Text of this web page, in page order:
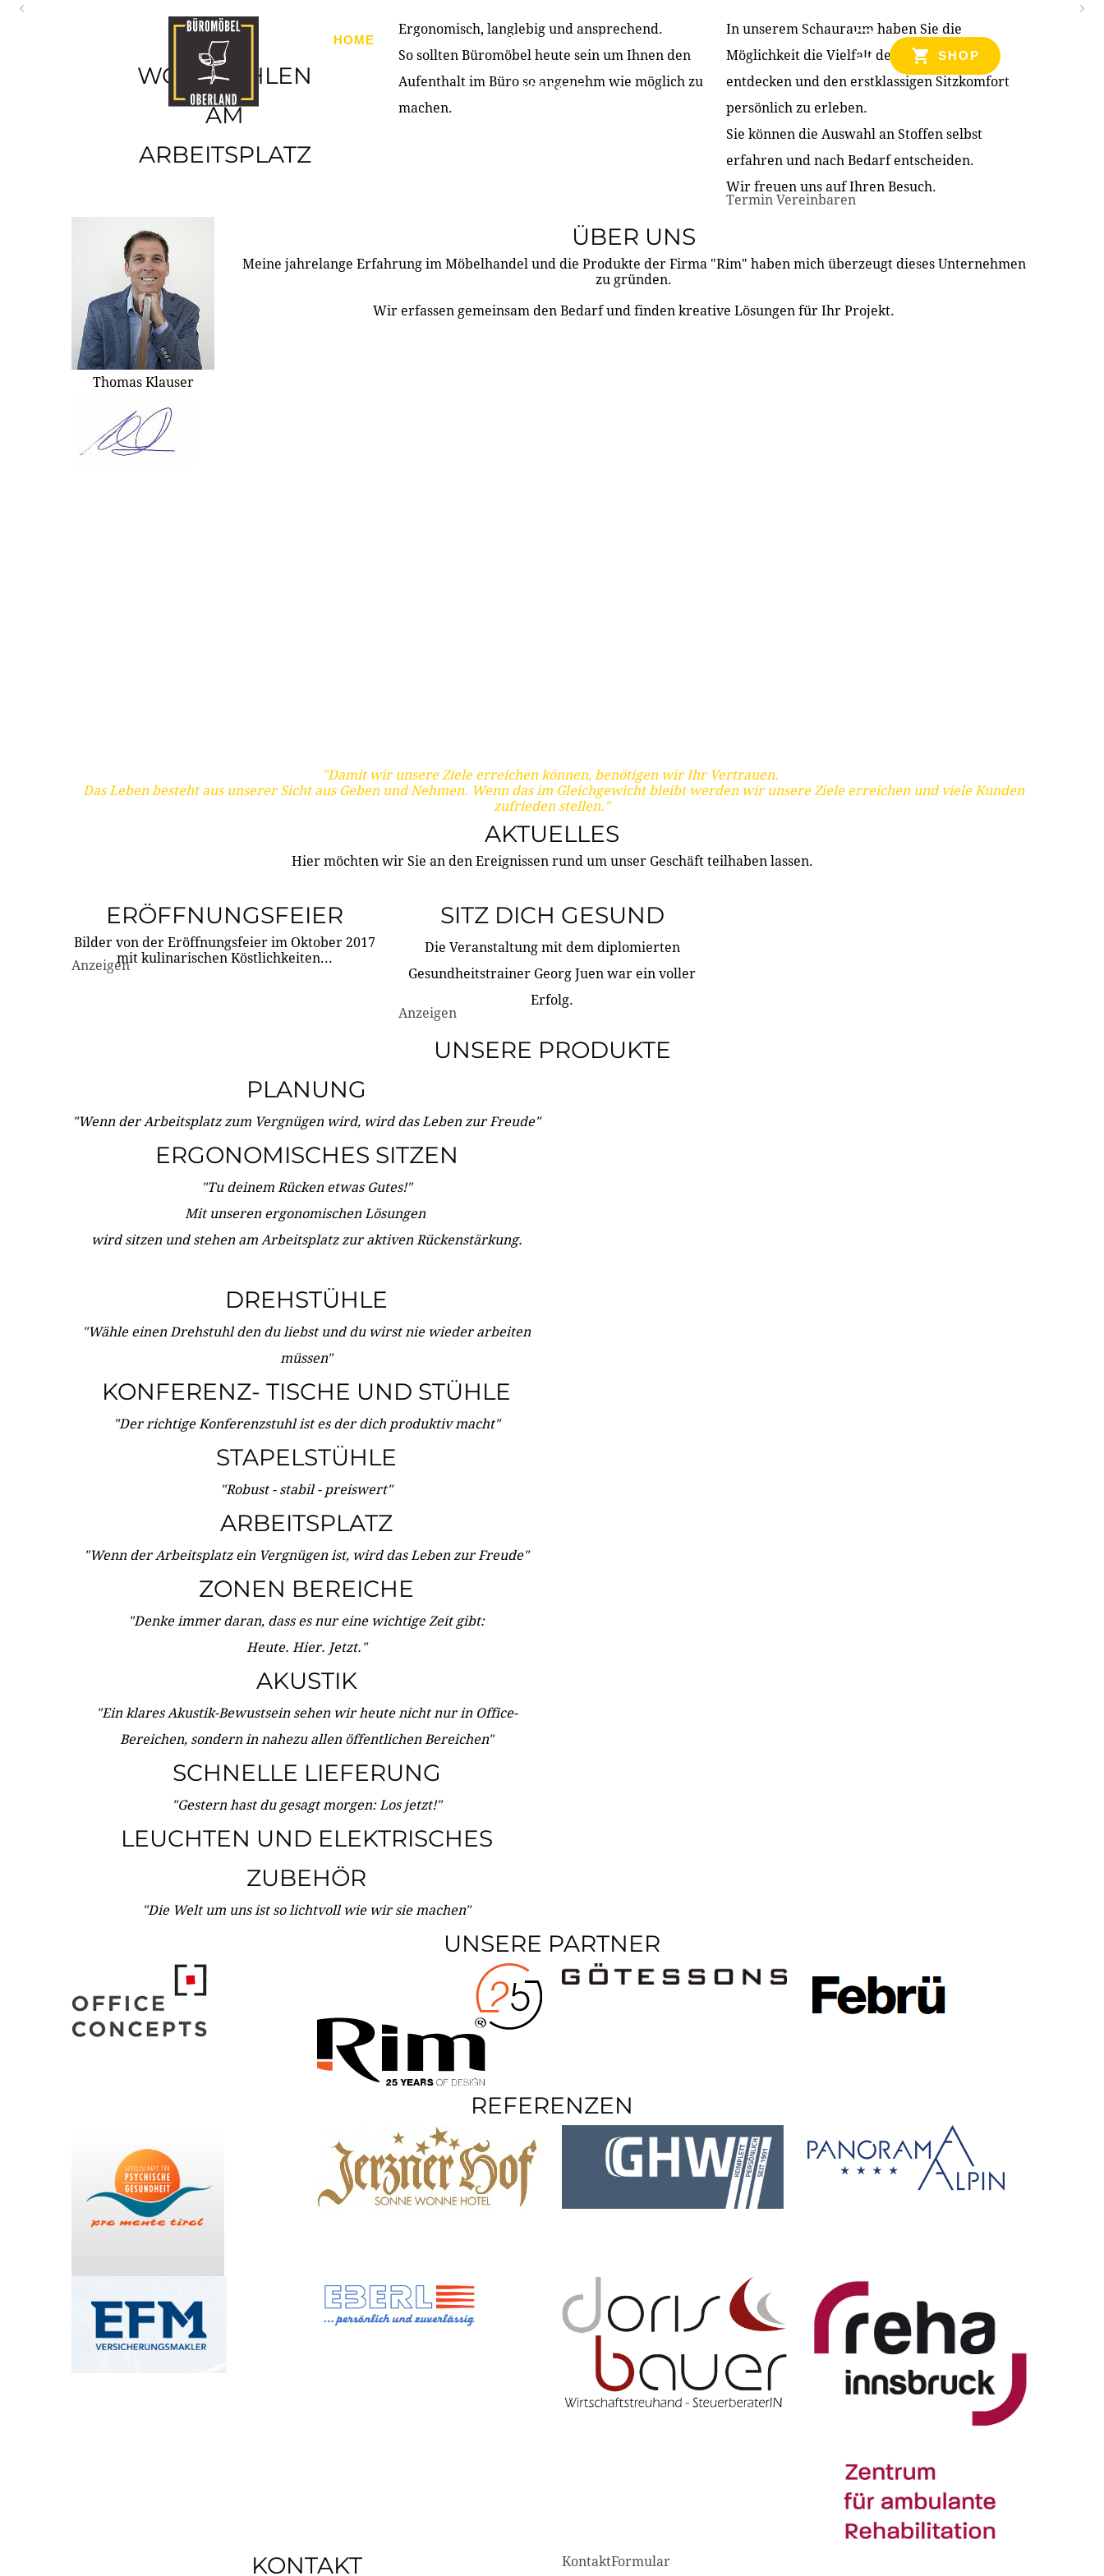
HOME PRODUKTE ÜBER UNS PARTNER & REFERENZEN
KONTAKT
SHOP
WOHLFÜHLEN
AM
ARBEITSPLATZ
Ergonomisch, langlebig und ansprechend.
So sollten Büromöbel heute sein um Ihnen den
Aufenthalt im Büro so angenehm wie möglich zu
machen.
In unserem Schauraum haben Sie die
Möglichkeit die Vielfalt der Produkte zu
entdecken und den erstklassigen Sitzkomfort
persönlich zu erleben.
Sie können die Auswahl an Stoffen selbst
erfahren und nach Bedarf entscheiden.
Wir freuen uns auf Ihren Besuch.
Termin Vereinbaren
Thomas Klauser
ÜBER UNS
Meine jahrelange Erfahrung im Möbelhandel und die Produkte der Firma "Rim" haben mich überzeugt dieses Unternehmen
zu gründen.
Wir erfassen gemeinsam den Bedarf und finden kreative Lösungen für Ihr Projekt.
"Damit wir unsere Ziele erreichen können, benötigen wir Ihr Vertrauen.
Das Leben besteht aus unserer Sicht aus Geben und Nehmen. Wenn das im Gleichgewicht bleibt werden wir unsere Ziele erreichen und viele Kunden
zufrieden stellen."
AKTUELLES
Hier möchten wir Sie an den Ereignissen rund um unser Geschäft teilhaben lassen.
ERÖFFNUNGSFEIER
Bilder von der Eröffnungsfeier im Oktober 2017
mit kulinarischen Köstlichkeiten...
Anzeigen
SITZ DICH GESUND
Die Veranstaltung mit dem diplomierten
Gesundheitstrainer Georg Juen war ein voller
Erfolg.
Anzeigen
UNSERE PRODUKTE
PLANUNG
"Wenn der Arbeitsplatz zum Vergnügen wird, wird das Leben zur Freude"
ERGONOMISCHES SITZEN
"Tu deinem Rücken etwas Gutes!"
Mit unseren ergonomischen Lösungen
wird sitzen und stehen am Arbeitsplatz zur aktiven Rückenstärkung.
DREHSTÜHLE
"Wähle einen Drehstuhl den du liebst und du wirst nie wieder arbeiten
müssen"
KONFERENZ- TISCHE UND STÜHLE
"Der richtige Konferenzstuhl ist es der dich produktiv macht"
STAPELSTÜHLE
"Robust - stabil - preiswert"
ARBEITSPLATZ
"Wenn der Arbeitsplatz ein Vergnügen ist, wird das Leben zur Freude"
ZONEN BEREICHE
"Denke immer daran, dass es nur eine wichtige Zeit gibt:
Heute. Hier. Jetzt."
AKUSTIK
"Ein klares Akustik-Bewustsein sehen wir heute nicht nur in Office-
Bereichen, sondern in nahezu allen öffentlichen Bereichen"
SCHNELLE LIEFERUNG
"Gestern hast du gesagt morgen: Los jetzt!"
LEUCHTEN UND ELEKTRISCHES
ZUBEHÖR
"Die Welt um uns ist so lichtvoll wie wir sie machen"
UNSERE PARTNER
REFERENZEN
KONTAKT KontaktFormular